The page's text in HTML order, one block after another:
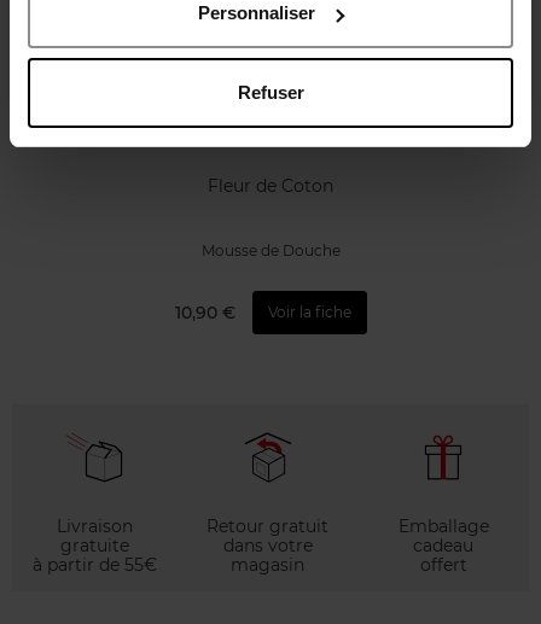
Personnaliser
Refuser
Fleur de Coton
Mousse de Douche
10,90 € Voir la fiche
Livraison
gratuite
à partir de 55€
Retour gratuit
dans votre
magasin
Emballage
cadeau
offert